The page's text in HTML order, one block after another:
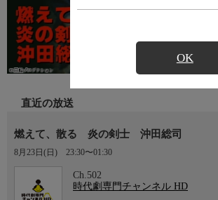
OK
直近の放送
燃えて、散る 炎の剣士 沖田総司
8月23日(日) 23:30〜01:30
Ch.502
時代劇専門チャンネル HD